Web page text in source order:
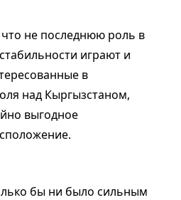
не последнюю роль в
играют и
в
над Кыргызстаном,
выгодное
бы ни было сильным